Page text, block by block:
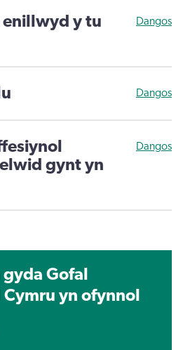
enillwyd y tu
Dangos
Dangos
elwid gynt yn
Dangos
Gofal
yn ofynnol